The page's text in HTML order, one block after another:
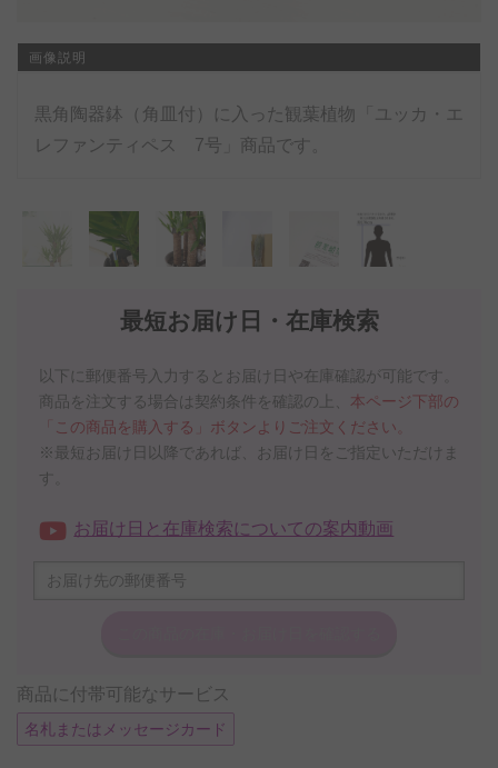
最短お届け日・在庫検索
以下に郵便番号入力するとお届け日や在庫確認が可能です。
商品を注文する場合は契約条件を確認の上、 本ページ下部の
「この商品を購入する」ボタンよりご注文ください。
※最短お届け日以降であれば、お届け日をご指定いただけま
す。
お届け日と在庫検索についての案内動画
商品に付帯可能なサービス
名札またはメッセージカード
画像説明
黒角陶器鉢（角皿付）に入った観葉植物「ユッカ・エ
レファンティペス 7号」商品です。